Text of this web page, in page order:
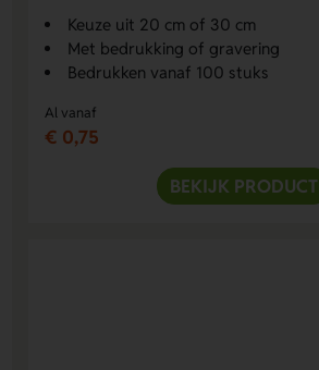
Keuze uit 20 cm of 30 cm
Met bedrukking of gravering
Bedrukken vanaf 100 stuks
Al vanaf
€ 0,75
BEKIJK PRODUCT